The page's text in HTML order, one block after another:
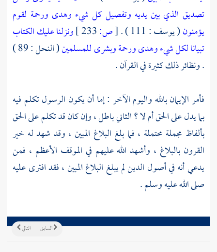
تصديق الذي بين يديه وتفصيل كل شيء وهدى ورحمة لقوم
يؤمنون( يوسف : 111 ) . [ص:
ونزلنا عليك الكتاب
تبيانا لكل شيء وهدى ورحمة وبشرى للمسلمين
( النحل : 89 )
. ونظائر ذلك كثيرة في القرآن .
فأمر الإيمان بالله واليوم الآخر : إما أن يكون الرسول تكلم فيه
بما يدل على الحق أم لا ؟ الثاني باطل ، وإن كان قد تكلم على الحق
بألفاظ مجملة محتملة ، فما بلغ البلاغ المبين ، وقد شهد له خير
القرون بالبلاغ ، وأشهد الله عليهم في الموقف الأعظم ، فمن
يدعي أنه في أصول الدين لم يبلغ البلاغ المبين ، فقد افترى عليه
صلى الله عليه وسلم .
التالي السابق